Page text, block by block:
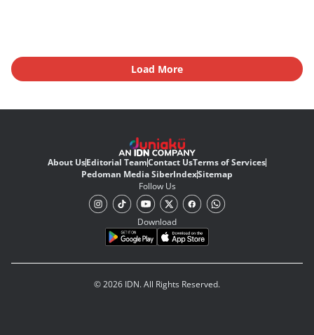
Load More
About UsEditorial TeamContact UsTerms of Services
Pedoman Media SiberIndexSitemap
Follow Us
Download
© 2026 IDN. All Rights Reserved.